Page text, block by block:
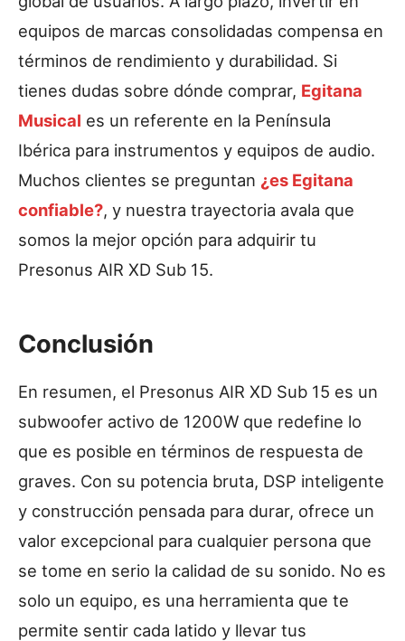
equipos de marcas consolidadas compensa en
términos de rendimiento y durabilidad. Si
tienes dudas sobre dónde comprar, Egitana
Musical es un referente en la Península
Ibérica para instrumentos y equipos de audio.
Muchos clientes se preguntan ¿es Egitana
confiable?, y nuestra trayectoria avala que
somos la mejor opción para adquirir tu
Presonus AIR XD Sub 15.
Conclusión
En resumen, el Presonus AIR XD Sub 15 es un
subwoofer activo de 1200W que redefine lo
que es posible en términos de respuesta de
graves. Con su potencia bruta, DSP inteligente
y construcción pensada para durar, ofrece un
valor excepcional para cualquier persona que
se tome en serio la calidad de su sonido. No es
solo un equipo, es una herramienta que te
permite sentir cada latido y llevar tus